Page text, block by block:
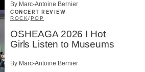
By Marc-Antoine Bernier
CONCERT REVIEW
ROCK/ POP
OSHEAGA 2026 I Hot
Girls Listen to Museums
By Marc-Antoine Bernier